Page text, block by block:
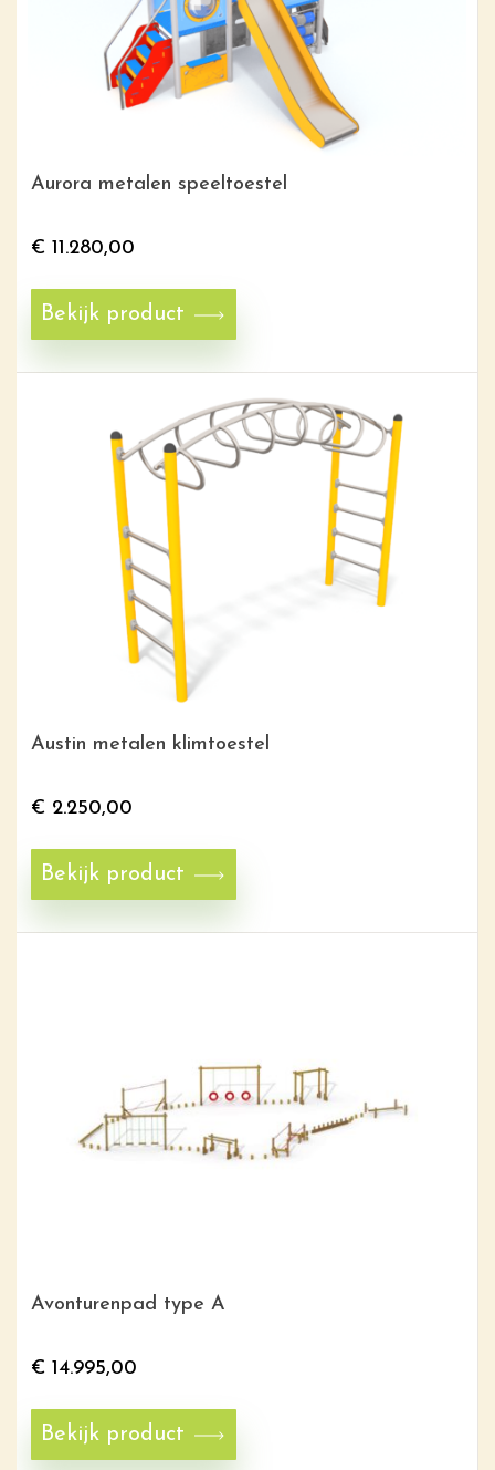
Aurora metalen speeltoestel
€ 11.280,00
Bekijk product
Austin metalen klimtoestel
€ 2.250,00
Bekijk product
Avonturenpad type A
€ 14.995,00
Bekijk product